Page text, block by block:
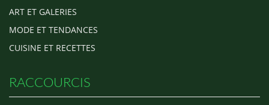
ART ET GALERIES
MODE ET TENDANCES
CUISINE ET RECETTES
RACCOURCIS